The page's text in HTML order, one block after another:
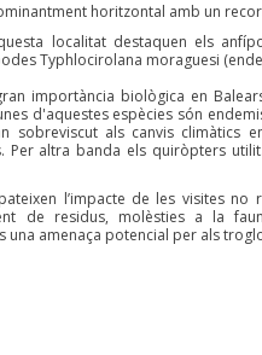
horitzontal amb un
localitat destaquen els
Typhlocirolana moraguesi
importància biològica en
d'aquestes espècies són
sobreviscut als canvis
Per altra banda els quiròpters
l’impacte de les visites
de residus, molèsties a la
una amenaça potencial per als